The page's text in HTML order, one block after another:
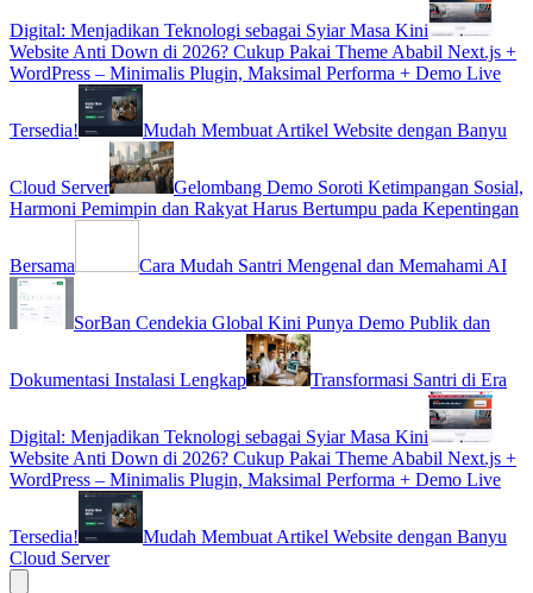
Digital: Menjadikan Teknologi sebagai Syiar Masa Kini
Website Anti Down di 2026? Cukup Pakai Theme Ababil Next.js +
WordPress – Minimalis Plugin, Maksimal Performa + Demo Live
Tersedia! Mudah Membuat Artikel Website dengan Banyu
Cloud Server
Gelombang Demo Soroti Ketimpangan Sosial,
Harmoni Pemimpin dan Rakyat Harus Bertumpu pada Kepentingan
Bersama Cara Mudah Santri Mengenal dan Memahami AI
SorBan Cendekia Global Kini Punya Demo Publik dan
Dokumentasi Instalasi Lengkap Transformasi Santri di Era
Digital: Menjadikan Teknologi sebagai Syiar Masa Kini
Website Anti Down di 2026? Cukup Pakai Theme Ababil Next.js +
WordPress – Minimalis Plugin, Maksimal Performa + Demo Live
Tersedia!
Mudah Membuat Artikel Website dengan Banyu
Cloud Server